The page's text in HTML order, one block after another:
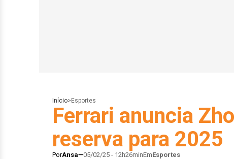
Início> Esportes
Ferrari anuncia
reserva para 2025
PorAnsa 05/02/25 - 12h26minEmEsportes